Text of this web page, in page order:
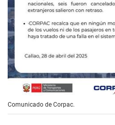
Comunicado de Corpac.